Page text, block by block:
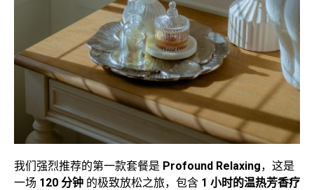
我们强烈推荐的第一款套餐是 Profound Relaxing，这是
一场 120 分钟 的极致放松之旅，包含 1 小时的温热芳香疗